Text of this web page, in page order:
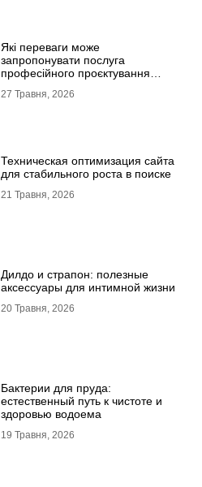
Які переваги може
запропонувати послуга
професійного проєктування
27 Травня, 2026
Техническая оптимизация сайта
для стабильного роста в поиске
21 Травня, 2026
Дилдо и страпон: полезные
аксессуары для интимной жизни
20 Травня, 2026
Бактерии для пруда:
естественный путь к чистоте и
здоровью водоема
19 Травня, 2026